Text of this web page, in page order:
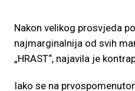
Nakon velikog prosvjeda
najmarginalnija od svih
„HRAST“, najavila je
Iako se na